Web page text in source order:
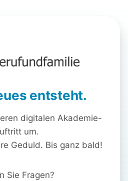
entsteht.
digitalen Akademie-
um.
Geduld. Bis ganz bald!
Sie Fragen?